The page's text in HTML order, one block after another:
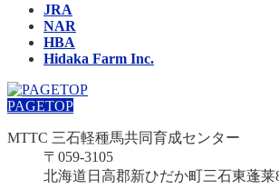
JRA
NAR
HBA
Hidaka Farm Inc.
PAGETOP
MTTC 三石軽種馬共同育成センター
〒059-3105
北海道日高郡新ひだか町三石東蓬莱